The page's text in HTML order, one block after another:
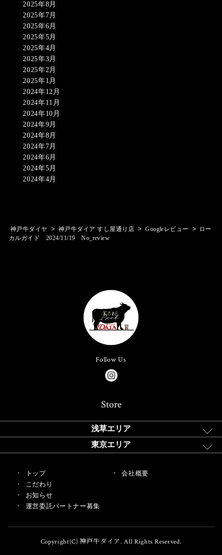
2025年8月
2025年7月
2025年6月
2025年5月
2025年4月
2025年3月
2025年2月
2025年1月
2024年12月
2024年11月
2024年10月
2024年9月
2024年8月
2024年7月
2024年6月
2024年5月
2024年4月
神戸牛ダイヤ > 神戸牛ダイア すし屋通り店 > Googleレビュー >
ロー
カルガイド 2024/11/19 No_review
Follow Us
Store
浅草エリア
東京エリア
トップ
こだわり
お知らせ
運営委託パートナー募集
会社概要
Copyright(C) 神戸牛ダイア. All Rights Reserved.